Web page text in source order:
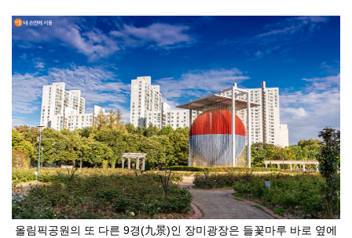
올림픽공원의 또 다른 9경(九景)인 장미광장은 들꽃마루 바로 옆에